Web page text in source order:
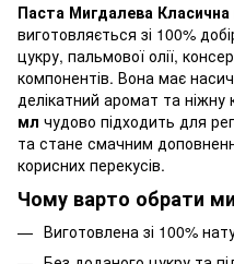
Паста Мигдалева Класична
виготовляється зі 100%
цукру, пальмової олії,
компонентів. Вона має
делікатний аромат та
мл чудово підходить для
та стане смачним
корисних перекусів.
Чому варто обрати
Виготовлена зі 100%